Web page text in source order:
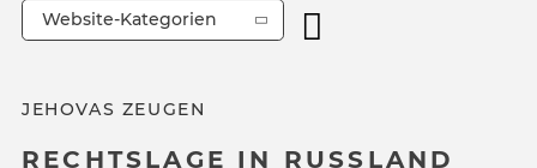
JEHOVAS ZEUGEN
RECHTSLAGE IN RUSSLAND
Website-Kategorien